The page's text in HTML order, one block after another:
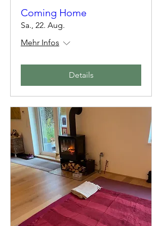
Coming Home
Sa., 22. Aug.
Mehr Infos
Details